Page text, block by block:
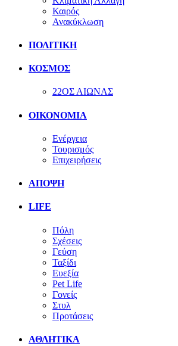
Καιρός
Ανακύκλωση
ΠΟΛΙΤΙΚΗ
ΚΟΣΜΟΣ
22ΟΣ ΑΙΩΝΑΣ
ΟΙΚΟΝΟΜΙΑ
Ενέργεια
Τουρισμός
Επιχειρήσεις
ΑΠΟΨΗ
LIFE
Πόλη
Σχέσεις
Γεύση
Ταξίδι
Ευεξία
Pet Life
Γονείς
Στυλ
Προτάσεις
ΑΘΛΗΤΙΚΑ